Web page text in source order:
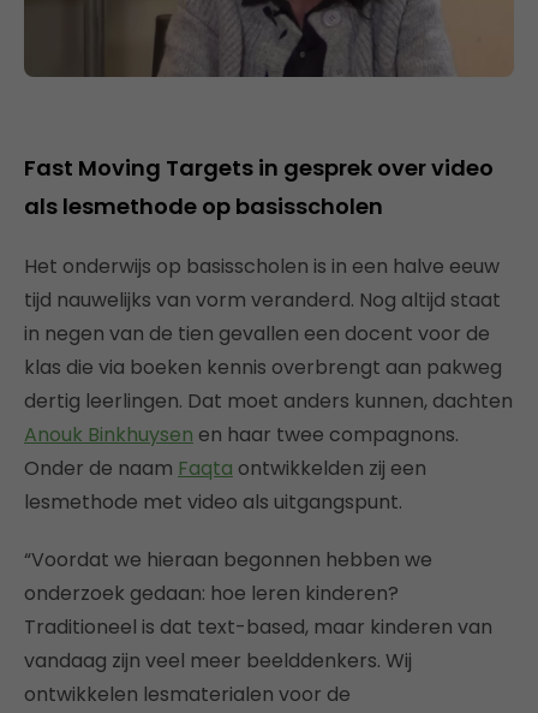
Fast Moving Targets in gesprek over video
als lesmethode op basisscholen
Het onderwijs op basisscholen is in een halve eeuw
tijd nauwelijks van vorm veranderd. Nog altijd staat
in negen van de tien gevallen een docent voor de
klas die via boeken kennis overbrengt aan pakweg
dertig leerlingen. Dat moet anders kunnen, dachten
Anouk Binkhuysen en haar twee compagnons.
Onder de naam Faqta ontwikkelden zij een
lesmethode met video als uitgangspunt.
“Voordat we hieraan begonnen hebben we
onderzoek gedaan: hoe leren kinderen?
Traditioneel is dat text-based, maar kinderen van
vandaag zijn veel meer beelddenkers. Wij
ontwikkelen lesmaterialen voor de